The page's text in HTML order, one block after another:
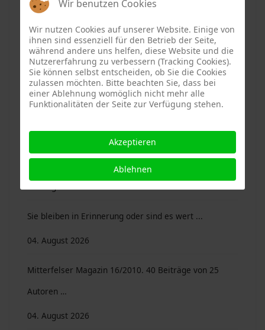
04. August 2026
Ascha. Kinderferienprogramm in den Sommerferien
2026
04. August 2026
Mitterfels. Ein Ort, an dem Kinder sich wohlfühlen
04. August 2026
MitterfelsWiki – eine neue Internetseite
Sie bleiben in Erinnerung oder sind es wert ...
04. August 2026
Mitterfelser Magazin 16/2010. 40 Beiträge von 25
Autoren …
04. August 2026
Wir benutzen Cookies
Wir nutzen Cookies auf unserer Website. Einige von
ihnen sind essenziell für den Betrieb der Seite,
während andere uns helfen, diese Website und die
Nutzererfahrung zu verbessern (Tracking Cookies).
Sie können selbst entscheiden, ob Sie die Cookies
zulassen möchten. Bitte beachten Sie, dass bei
einer Ablehnung womöglich nicht mehr alle
Funktionalitäten der Seite zur Verfügung stehen.
Akzeptieren
Ablehnen